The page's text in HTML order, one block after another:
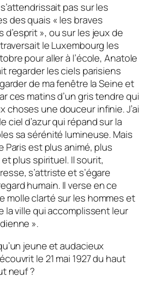
pas sur les
des quais « les braves
d’esprit », ou sur les jeux de
traversaitle Luxembourg les
pour aller à l’école, Anatole
regarder les ciels parisiens
de ma fenêtre la Seine et
ces matins d’un gris tendre qui
choses une douceur infinie. J’ai
ciel d’azur qui répand sur la
sa sérénité lumineuse. Mais
Paris est plus animé, plus
plus spirituel. Il sourit,
s’attriste et s’égare
humain. Ilverseen ce
molle clarté sur les hommes et
lavillequi accomplissent leur
».
jeune et audacieux
le 21 mai 1927 du haut
neuf ?